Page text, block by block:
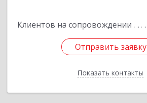
Клиентов на сопровождении
Отправить заявку
Показать контакты
Отправить заявку
Назад